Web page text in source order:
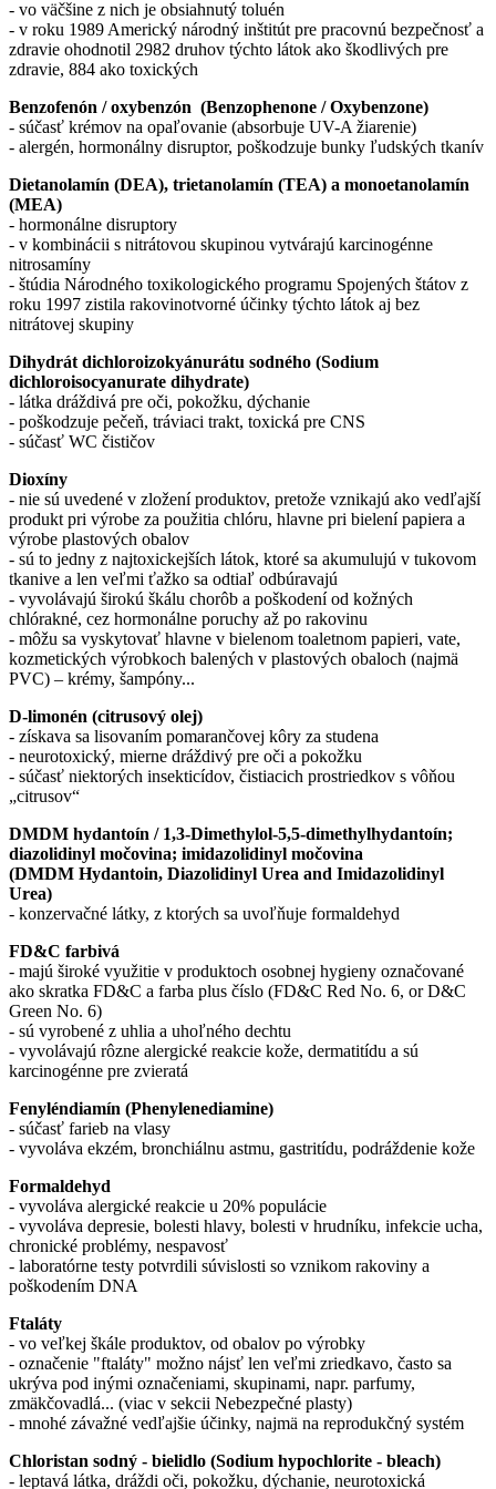
- vo väčšine z nich je obsiahnutý toluén
- v roku 1989 Americký národný inštitút pre pracovnú bezpečnosť a
zdravie ohodnotil 2982 druhov týchto látok ako škodlivých pre
zdravie, 884 ako toxických
Benzofenón / oxybenzón (Benzophenone / Oxybenzone)
- súčasť krémov na opaľovanie (absorbuje UV-A žiarenie)
- alergén, hormonálny disruptor, poškodzuje bunky ľudských tkanív
Dietanolamín (DEA), trietanolamín (TEA) a monoetanolamín
(MEA)
- hormonálne disruptory
- v kombinácii s nitrátovou skupinou vytvárajú karcinogénne
nitrosamíny
- štúdia Národného toxikologického programu Spojených štátov z
roku 1997 zistila rakovinotvorné účinky týchto látok aj bez
nitrátovej skupiny
Dihydrát dichloroizokyánurátu sodného (Sodium
dichloroisocyanurate dihydrate)
- látka dráždivá pre oči, pokožku, dýchanie
- poškodzuje pečeň, tráviaci trakt, toxická pre CNS
- súčasť WC čističov
Dioxíny
- nie sú uvedené v zložení produktov, pretože vznikajú ako vedľajší
produkt pri výrobe za použitia chlóru, hlavne pri bielení papiera a
výrobe plastových obalov
- sú to jedny z najtoxickejších látok, ktoré sa akumulujú v tukovom
tkanive a len veľmi ťažko sa odtiaľ odbúravajú
- vyvolávajú širokú škálu chorôb a poškodení od kožných
chlórakné, cez hormonálne poruchy až po rakovinu
- môžu sa vyskytovať hlavne v bielenom toaletnom papieri, vate,
kozmetických výrobkoch balených v plastových obaloch (najmä
PVC) – krémy, šampóny...
D-limonén (citrusový olej)
- získava sa lisovaním pomarančovej kôry za studena
- neurotoxický, mierne dráždivý pre oči a pokožku
- súčasť niektorých insekticídov, čistiacich prostriedkov s vôňou
„citrusov“
DMDM hydantoín / 1,3-Dimethylol-5,5-dimethylhydantoín;
diazolidinyl močovina; imidazolidinyl močovina
(DMDM Hydantoin, Diazolidinyl Urea and Imidazolidinyl
Urea)
- konzervačné látky, z ktorých sa uvoľňuje formaldehyd
FD&C farbivá
- majú široké využitie v produktoch osobnej hygieny označované
ako skratka FD&C a farba plus číslo (FD&C Red No. 6, or D&C
Green No. 6)
- sú vyrobené z uhlia a uhoľného dechtu
- vyvolávajú rôzne alergické reakcie kože, dermatitídu a sú
karcinogénne pre zvieratá
Fenyléndiamín (Phenylenediamine)
- súčasť farieb na vlasy
- vyvoláva ekzém, bronchiálnu astmu, gastritídu, podráždenie kože
Formaldehyd
- vyvoláva alergické reakcie u 20% populácie
- vyvoláva depresie, bolesti hlavy, bolesti v hrudníku, infekcie ucha,
chronické problémy, nespavosť
- laboratórne testy potvrdili súvislosti so vznikom rakoviny a
poškodením DNA
Ftaláty
- vo veľkej škále produktov, od obalov po výrobky
- označenie "ftaláty" možno nájsť len veľmi zriedkavo, často sa
ukrýva pod inými označeniami, skupinami, napr. parfumy,
zmäkčovadlá... (viac v sekcii Nebezpečné plasty)
- mnohé závažné vedľajšie účinky, najmä na reprodukčný systém
Chloristan sodný - bielidlo (Sodium hypochlorite - bleach)
- leptavá látka, dráždi oči, pokožku, dýchanie, neurotoxická